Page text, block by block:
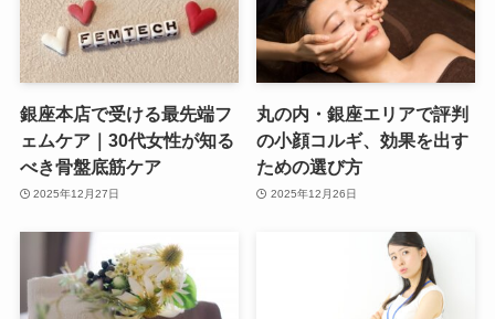
銀座本店で受ける最先端フ
ェムケア｜30代女性が知る
べき骨盤底筋ケア
2025年12月27日
丸の内・銀座エリアで評判
の小顔コルギ、効果を出す
ための選び方
2025年12月26日